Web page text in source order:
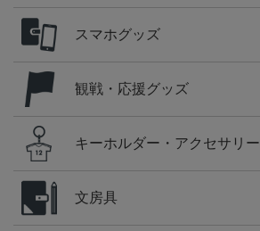
スマホグッズ
観戦・応援グッズ
キーホルダー・アクセサリー
文房具